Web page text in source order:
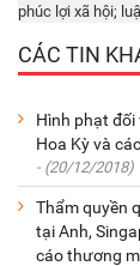
phúc lợi xã hội;
CÁC TIN
Hình phạt
Hoa Kỳ và
- (20/12/2018)
Thẩm quyền
tại Anh,
cáo thương